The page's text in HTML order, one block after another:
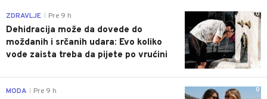
0
ZDRAVLJE Pre 9 h
Dehidracija može da dovede do
moždanih i srčanih udara: Evo koliko
vode zaista treba da pijete po vrućini
0
MODA Pre 9 h